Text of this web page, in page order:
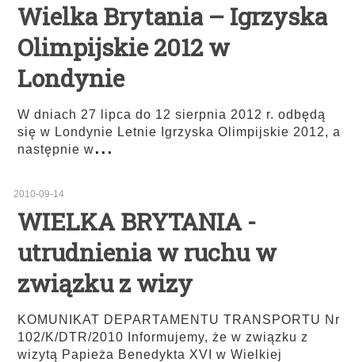
Wielka Brytania – Igrzyska
Olimpijskie 2012 w
Londynie
W dniach 27 lipca do 12 sierpnia 2012 r. odbędą
się w Londynie Letnie Igrzyska Olimpijskie 2012, a
następnie w...
2010-09-14
WIELKA BRYTANIA -
utrudnienia w ruchu w
związku z wizy
KOMUNIKAT DEPARTAMENTU TRANSPORTU Nr
102/K/DTR/2010 Informujemy, że w związku z
wizytą Papieża Benedykta XVI w Wielkiej